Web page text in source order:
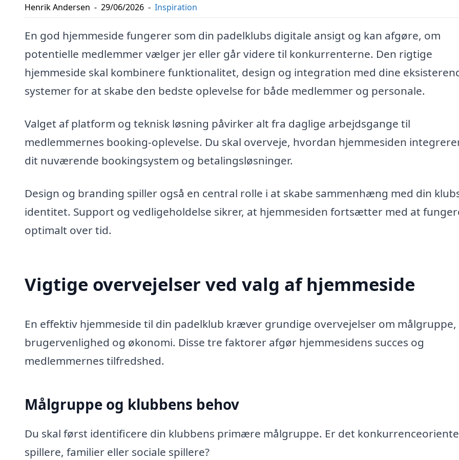
Henrik Andersen - 29/06/2026 - Inspiration
En god hjemmeside fungerer som din padelklubs digitale ansigt og kan afgøre, om
potentielle medlemmer vælger jer eller går videre til konkurrenterne. Den rigtige
hjemmeside skal kombinere funktionalitet, design og integration med dine
systemer for at skabe den bedste oplevelse for både medlemmer og personale.
Valget af platform og teknisk løsning påvirker alt fra daglige arbejdsgange til
medlemmernes booking-oplevelse. Du skal overveje, hvordan hjemmesiden
dit nuværende bookingsystem og betalingsløsninger.
Design og branding spiller også en central rolle i at skabe sammenhæng med din
identitet. Support og vedligeholdelse sikrer, at hjemmesiden fortsætter med at
optimalt over tid.
Vigtige overvejelser ved valg af hjemmeside
En effektiv hjemmeside til din padelklub kræver grundige overvejelser om målgruppe,
brugervenlighed og økonomi. Disse tre faktorer afgør hjemmesidens succes og
medlemmernes tilfredshed.
Målgruppe og klubbens behov
Du skal først identificere din klubbens primære målgruppe. Er det
spillere, familier eller sociale spillere?